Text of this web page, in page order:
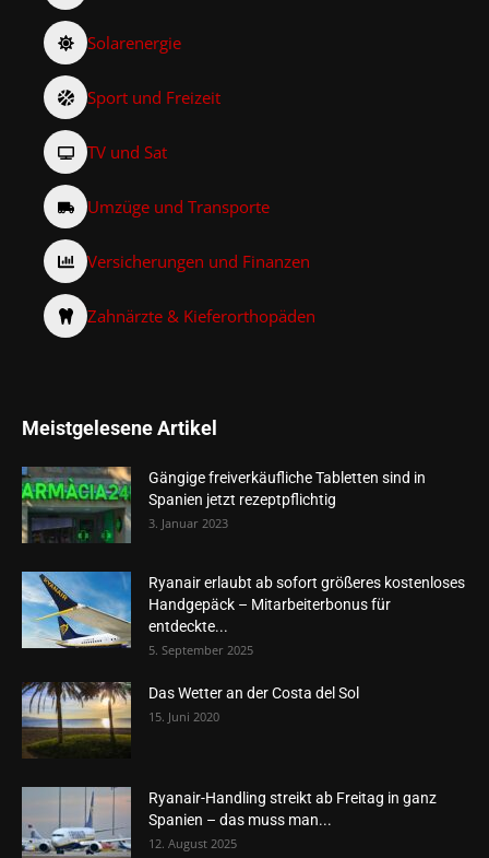
Solarenergie
Sport und Freizeit
TV und Sat
Umzüge und Transporte
Versicherungen und Finanzen
Zahnärzte & Kieferorthopäden
Meistgelesene Artikel
Gängige freiverkäufliche Tabletten sind in
Spanien jetzt rezeptpflichtig
3. Januar 2023
Ryanair erlaubt ab sofort größeres kostenloses
Handgepäck – Mitarbeiterbonus für
entdeckte...
5. September 2025
Das Wetter an der Costa del Sol
15. Juni 2020
Ryanair-Handling streikt ab Freitag in ganz
Spanien – das muss man...
12. August 2025